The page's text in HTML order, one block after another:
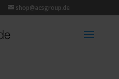
shop@acsgroup.de